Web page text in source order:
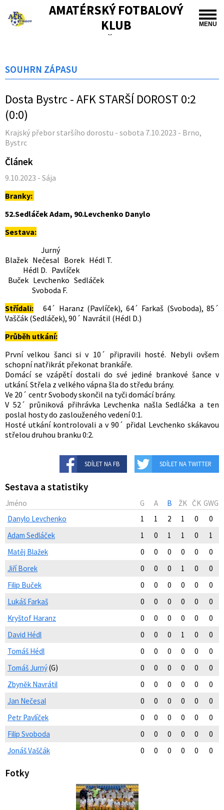
MENU
AMATÉRSKÝ FOTBALOVÝ
KLUB
TIŠNOV
SOUHRN ZÁPASU
Dosta Bystrc - AFK STARŠÍ DOROST 0:2
(0:0)
Krajský přebor staršího dorostu - sobota 7.10.2023 - Brno,
Bystrc
Článek
9.10.2023 - Sája
Branky:
52.Sedláček Adam, 90.Levchenko Danylo
Sestava:
Jurný
Blažek Nečesal Borek Hédl T.
Hédl D. Pavlíček
Buček Levchenko Sedláček
Svoboda F.
Střídali: 64´ Haranz (Pavlíček), 64´ Farkaš (Svoboda), 85´
Vaščák (Sedláček), 90´ Navrátil (Hédl D.)
Průběh utkání:
První velkou šanci si v 10´ připravili hosté. Nebyli ovšem
schopní natřikrát překonat brankáře.
Domácí se vzápětí dostali do své jediné brankové šance v
utkání. Střela z velkého vápna šla do středu brány.
Ve 20´ centr Svobody skončil na tyči domácí brány.
V 52´ průniková přihrávka Levchenka našla Sedláčka a ten
poslal hosty do zaslouženého vedení 0:1.
Hosté utkání kontrolovali a v 90´ přidal Levchenko skákavou
střelou druhou branku 0:2.
SDÍLET NA FB SDÍLET NA TWITTER
Sestava a statistiky
Jméno G A B ŽK ČK GWG
Danylo Levchenko
1 1 2 1 0
0
Adam Sedláček
1 0 1 1 0
1
Matěj Blažek
0 0 0 0 0
0
Jiří Borek
0 0 0 1 0
0
Filip Buček
0 0 0 0 0
0
Lukáš Farkaš
0 0 0 0 0
0
Kryštof Haranz
0 0 0 0 0
0
David Hédl
0 0 0 1 0
0
Tomáš Hédl
0 0 0 0 0
0
Tomáš Jurný(G) 0 0 0 0 0
0
Zbyněk Navrátil
0 0 0 0 0
0
Jan Nečesal
0 0 0 0 0
0
Petr Pavlíček
0 0 0 0 0
0
Filip Svoboda
0 0 0 0 0
0
Jonáš Vaščák
0 0 0 0 0 0
Fotky